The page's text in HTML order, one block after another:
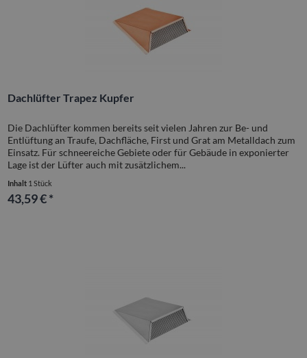
Dachlüfter Trapez Kupfer
Die Dachlüfter kommen bereits seit vielen Jahren zur Be- und
Entlüftung an Traufe, Dachfläche, First und Grat am Metalldach zum
Einsatz. Für schneereiche Gebiete oder für Gebäude in exponierter
Lage ist der Lüfter auch mit zusätzlichem...
Inhalt 1 Stück
43,59 € *